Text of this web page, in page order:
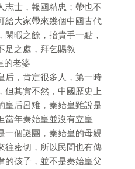
志士，報國精忠；帶也不
給大家帶來幾個中國古代
暇之餘，抬貴手一點，
足之處，拜乞賜教
的老婆
后，肯定很多人，第一時
但其實不然，中國歷史上
皇后呂雉，秦始皇雖說是
當年秦始皇並沒有立皇
一個謎團，秦始皇的母親
往密切，所以民間也有傳
的孩子，並不是秦始皇父